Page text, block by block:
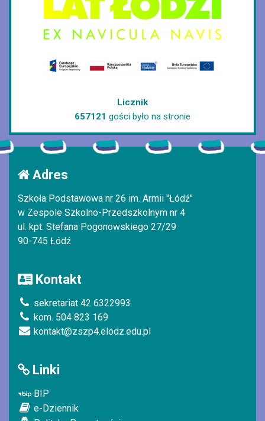
Licznik
657121 gości było na stronie
Adres
Szkoła Podstawowa nr 26 im. Armii "Łódź"
w Zespole Szkolno-Przedszkolnym nr 4
ul. kpt. Stefana Pogonowskiego 27/29
90-745 Łódź
Kontakt
sekretariat 42 6322993
kom. 504 823 169
kontakt@zszp4.elodz.edu.pl
Linki
BIP
e-Dziennik